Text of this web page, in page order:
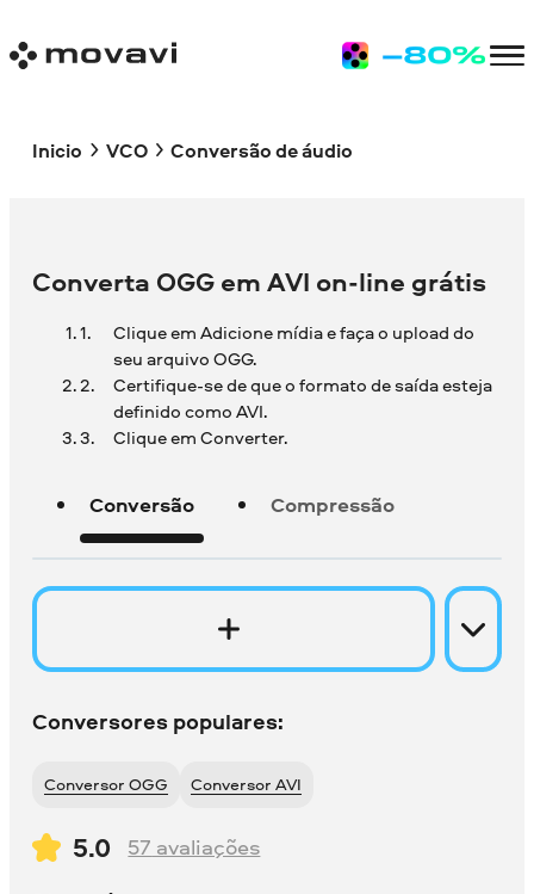
Inicio VCO Conversão de áudio
Converta OGG em AVI on-line grátis
Clique em Adicione mídia e faça o upload do
seu arquivo OGG.
Certifique-se de que o formato de saída esteja
definido como AVI.
Clique em Converter.
Conversão Compressão
Conversores populares:
Conversor OGG Conversor AVI
5.0 57 avaliações